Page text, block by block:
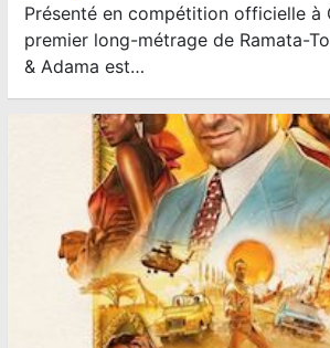
Présenté en compétition officielle à
premier long-métrage de Ramata-
& Adama est…